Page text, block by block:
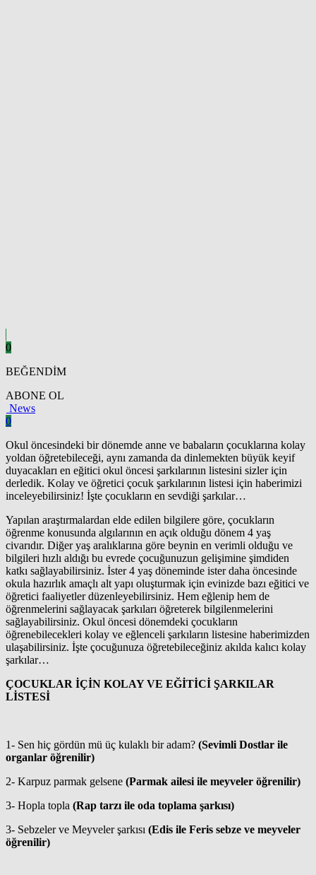
0
BEĞENDİM
ABONE OL
News
0
Okul öncesindeki bir dönemde anne ve babaların çocuklarına kolay
yoldan öğretebileceği, aynı zamanda da dinlemekten büyük keyif
duyacakları en eğitici okul öncesi şarkılarının listesini sizler için
derledik. Kolay ve öğretici çocuk şarkılarının listesi için haberimizi
inceleyebilirsiniz! İşte çocukların en sevdiği şarkılar…
Yapılan araştırmalardan elde edilen bilgilere göre, çocukların
öğrenme konusunda algılarının en açık olduğu dönem 4 yaş
civarıdır. Diğer yaş aralıklarına göre beynin en verimli olduğu ve
bilgileri hızlı aldığı bu evrede çocuğunuzun gelişimine şimdiden
katkı sağlayabilirsiniz. İster 4 yaş döneminde ister daha öncesinde
okula hazırlık amaçlı alt yapı oluşturmak için evinizde bazı eğitici ve
öğretici faaliyetler düzenleyebilirsiniz. Hem eğlenip hem de
öğrenmelerini sağlayacak şarkıları öğreterek bilgilenmelerini
sağlayabilirsiniz. Okul öncesi dönemdeki çocukların
öğrenebilecekleri kolay ve eğlenceli şarkıların listesine haberimizden
ulaşabilirsiniz. İşte çocuğunuza öğretebileceğiniz akılda kalıcı kolay
şarkılar…
ÇOCUKLAR İÇİN KOLAY VE EĞİTİCİ ŞARKILAR
LİSTESİ
1- Sen hiç gördün mü üç kulaklı bir adam? (Sevimli Dostlar ile
organlar öğrenilir)
2- Karpuz parmak gelsene (Parmak ailesi ile meyveler öğrenilir)
3- Hopla topla (Rap tarzı ile oda toplama şarkısı)
3- Sebzeler ve Meyveler şarkısı (Edis ile Feris sebze ve meyveler
öğrenilir)